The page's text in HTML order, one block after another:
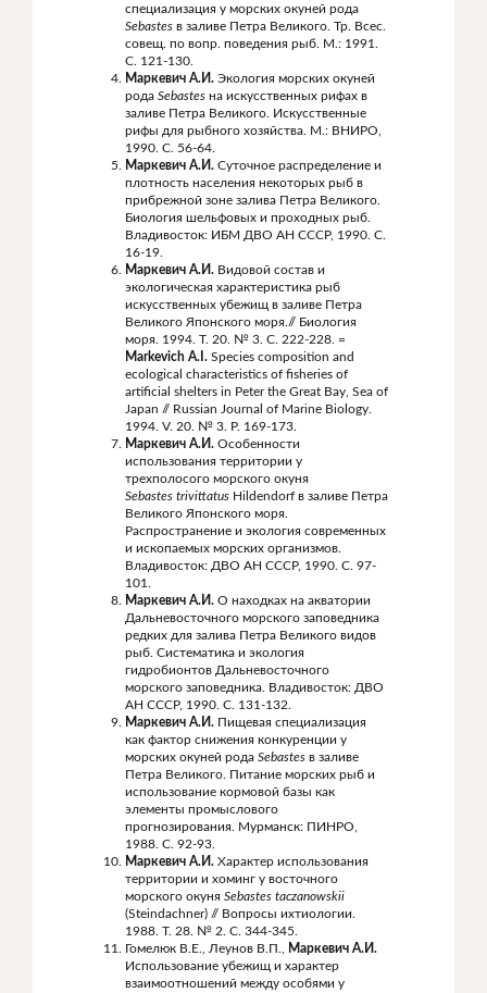
специализация у морских окуней рода
Sebastes в заливе Петра Великого. Тр. Всес.
совещ. по вопр. поведения рыб. М.: 1991.
С. 121-130.
Маркевич А.И. Экология морских окуней
родаSebastes на искусственных рифах в
заливе Петра Великого. Искусственные
рифы для рыбного хозяйства. М.: ВНИРО,
1990. С. 56-64.
Маркевич А.И. Суточное распределение и
плотность населения некоторых рыб в
прибрежной зоне залива Петра Великого.
Биология шельфовых и проходных рыб.
Владивосток: ИБМ ДВО АН СССР, 1990. С.
16-19.
Маркевич А.И. Видовой состав и
экологическая характеристика рыб
искусственных убежищ в заливе Петра
Великого Японского моря.// Биология
моря. 1994. Т. 20. № 3. С. 222-228. =
Markevich A.I. Species composition and
ecological characteristics of fisheries of
artificial shelters in Peter the Great Bay, Sea of
Japan // Russian Journal of Marine Biology.
1994. V. 20. № 3. P. 169-173.
Маркевич А.И. Особенности
использования территории у
трехполосого морского окуня
Sebastes trivittatus Hildendorf в заливе Петра
Великого Японского моря.
Распространение и экология современных
и ископаемых морских организмов.
Владивосток: ДВО АН СССР, 1990. С. 97-
101.
Маркевич А.И. О находках на акватории
Дальневосточного морского заповедника
редких для залива Петра Великого видов
рыб. Систематика и экология
гидробионтов Дальневосточного
морского заповедника. Владивосток: ДВО
АН СССР, 1990. С. 131-132.
Маркевич А.И. Пищевая специализация
как фактор снижения конкуренции у
морских окуней родаSebastes в заливе
Петра Великого. Питание морских рыб и
использование кормовой базы как
элементы промыслового
прогнозирования. Мурманск: ПИНРО,
1988. С. 92-93.
Маркевич А.И. Характер использования
территории и хоминг у восточного
морского окуняSebastes taczanowskii
(Steindachner) // Вопросы ихтиологии.
1988. Т. 28. № 2. С. 344-345.
Гомелюк В.Е., Леунов В.П., Маркевич А.И.
Использование убежищ и характер
взаимоотношений между особями у